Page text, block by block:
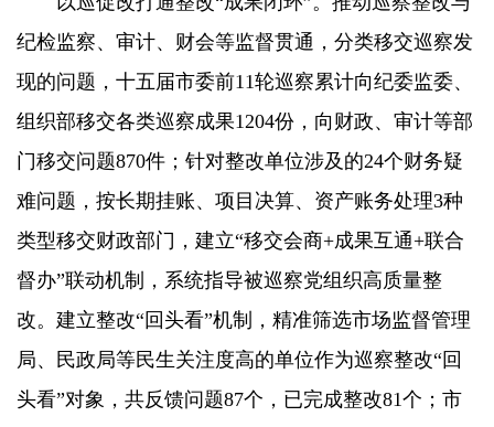
纪检监察、审计、财会等监督贯通，分类移交巡察发
现的问题，十五届市委前11轮巡察累计向纪委监委、
组织部移交各类巡察成果1204份，向财政、审计等部
门移交问题870件；针对整改单位涉及的24个财务疑
难问题，按长期挂账、项目决算、资产账务处理3种
类型移交财政部门，建立“移交会商+成果互通+联合
督办”联动机制，系统指导被巡察党组织高质量整
改。建立整改“回头看”机制，精准筛选市场监督管理
局、民政局等民生关注度高的单位作为巡察整改“回
头看”对象，共反馈问题87个，已完成整改81个；市